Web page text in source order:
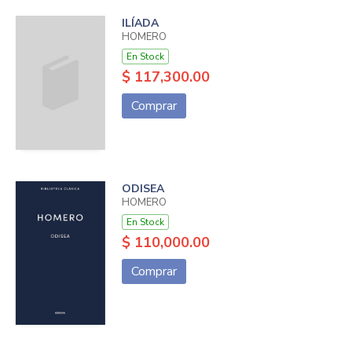
ILÍADA
HOMERO
En Stock
$ 117,300.00
Comprar
ODISEA
HOMERO
En Stock
$ 110,000.00
Comprar